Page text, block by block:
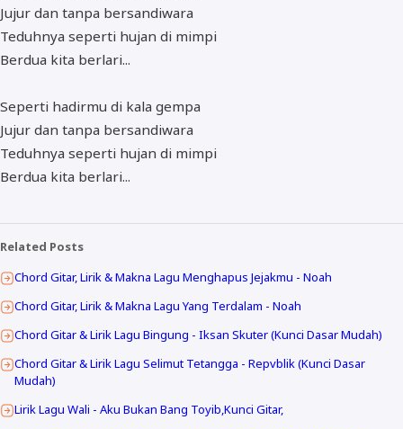
Jujur dan tanpa bersandiwara
Teduhnya seperti hujan di mimpi
Berdua kita berlari...
Seperti hadirmu di kala gempa
Jujur dan tanpa bersandiwara
Teduhnya seperti hujan di mimpi
Berdua kita berlari...
Related Posts
Chord Gitar, Lirik & Makna Lagu Menghapus Jejakmu - Noah
Chord Gitar, Lirik & Makna Lagu Yang Terdalam - Noah
Chord Gitar & Lirik Lagu Bingung - Iksan Skuter (Kunci Dasar Mudah)
Chord Gitar & Lirik Lagu Selimut Tetangga - Repvblik (Kunci Dasar
Mudah)
Lirik Lagu Wali - Aku Bukan Bang Toyib,Kunci Gitar,